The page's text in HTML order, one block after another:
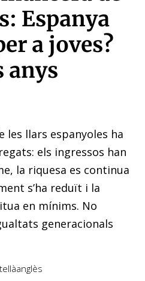
Espanya
a joves?
anys
les llars espanyoles ha
els ingressos han
la riquesa es continua
s’ha reduït i la
en mínims. No
generacionals
anglès